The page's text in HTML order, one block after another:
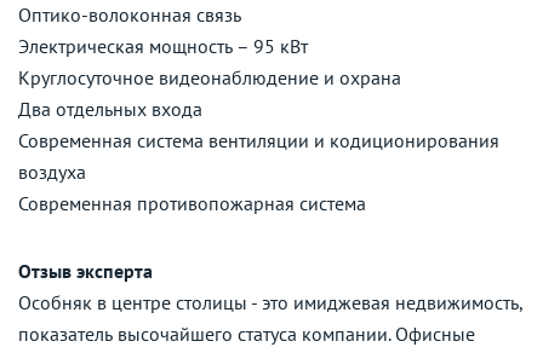
Оптико-волоконная связь
Электрическая мощность – 95 кВт
Круглосуточное видеонаблюдение и охрана
Два отдельных входа
Современная система вентиляции и кодиционирования
воздуха
Современная противопожарная система
Отзыв эксперта
Особняк в центре столицы - это имиджевая недвижимость,
показатель высочайшего статуса компании. Офисные